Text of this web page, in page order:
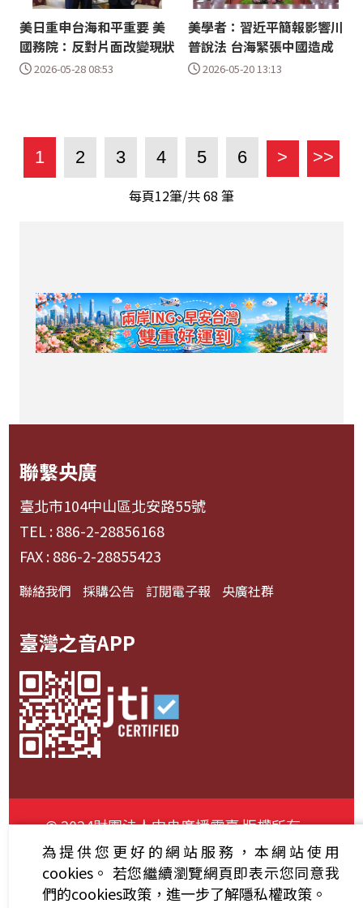
美日重申台海和平重要 美
國務院：反對片面改變現狀
2026-05-28 08:53
美學者：習近平簡報影響川
普說法 台海緊張中國造成
2026-05-20 13:13
1 2 3 4 5 6 > >>
每頁12筆/共68 筆
聯繫央廣
臺北市104中山區北安路55號
TEL : 886-2-28856168
FAX : 886-2-28855423
聯絡我們 採購公告 訂閱電子報 央廣社群
臺灣之音APP
© 2024財團法人中央廣播電臺 版權所有
資通安全政策聲明
服務條款 隱私權條款
為提供您更好的網站服務，本網站使用
cookies。 若您繼續瀏覽網頁即表示您同意我
們的cookies政策，進一步了解隱私權政策。